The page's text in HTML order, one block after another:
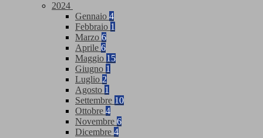
2024
Gennaio 4
Febbraio 1
Marzo 6
Aprile 6
Maggio 15
Giugno 1
Luglio 2
Agosto 1
Settembre 10
Ottobre 4
Novembre 6
Dicembre 4